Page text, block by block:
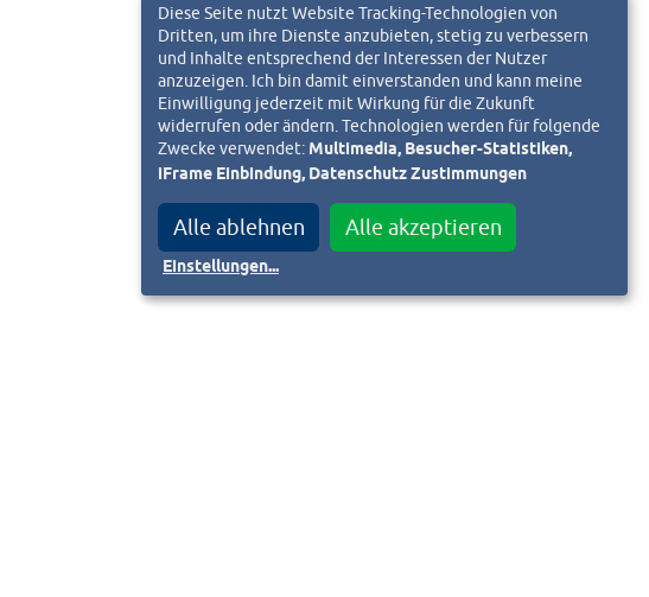
Diese Seite nutzt Website Tracking-Technologien von
Dritten, um ihre Dienste anzubieten, stetig zu verbessern
und Inhalte entsprechend der Interessen der Nutzer
anzuzeigen. Ich bin damit einverstanden und kann meine
Einwilligung jederzeit mit Wirkung für die Zukunft
widerrufen oder ändern. Technologien werden für folgende
Zwecke verwendet:Multimedia, Besucher-Statistiken,
iFrame Einbindung, Datenschutz Zustimmungen
Alle ablehnen Alle akzeptieren
Einstellungen...